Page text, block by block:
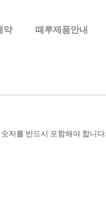
약 떼루제품안내
자를 반드시 포함해야 합니다.